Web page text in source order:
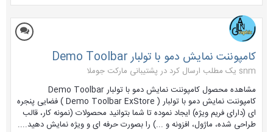
کامپوننت نمایش دمو با تولبار Demo Toolbar
snm یک مطلب ارسال کرد در
پشتیبانی مارکت جوملا
مشاهده محصول کامپوننت نمایش دمو با تولبار Demo Toolbar
کامپوننت نمایش دمو با تولبار ( Demo Toolbar ExStore ) فضایی پنجره
ای (دارای فریم ویژه) ایجاد نموده تا شما بتوانید محصولات (نمونه کار، قالب
طراحی شده، ماژول، افزونه و ...) را بصورت حرفه ای و ویژه نمایش دهید....